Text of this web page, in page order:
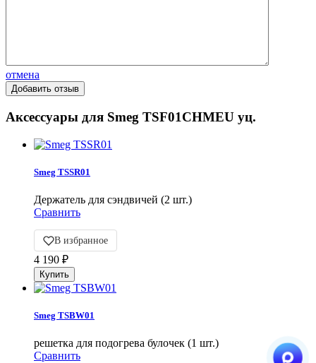
отмена
Аксессуары для Smeg TSF01CHMEU уц.
Smeg TSSR01
Держатель для сэндвичей (2 шт.)
Сравнить
В избранное
4 190 ₽
Smeg TSBW01
решетка для подогрева булочек (1 шт.)
Сравнить